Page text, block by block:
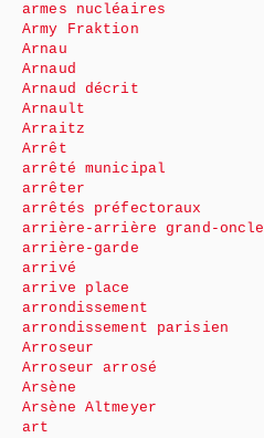
armes nucléaires
Army Fraktion
Arnau
Arnaud
Arnaud décrit
Arnault
Arraitz
Arrêt
arrêté municipal
arrêter
arrêtés préfectoraux
arrière-arrière grand-oncle
arrière-garde
arrivé
arrive place
arrondissement
arrondissement parisien
Arroseur
Arroseur arrosé
Arsène
Arsène Altmeyer
art